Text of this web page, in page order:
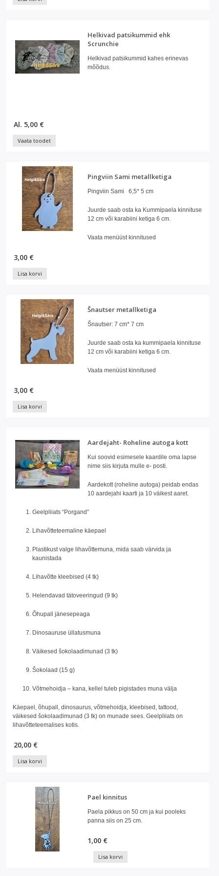
Helkivad patsikummid ehk
Scrunchie
Helkivad patsikummid kahes erinevas
mõõdus.
Al. 5,00 €
Vaata toodet
Pingviin Sami metallketiga
Pingviin Sami 6,5* 5 cm
Juurde saab osta ka Kummipaela kinnituse
12 cm või karabiini ketiga 6 cm.
Vaata menüüst kinnitused
3,00 €
Lisa korvi
Šnautser metallketiga
Šnautser: 7 cm* 7 cm
Juurde saab osta ka kummipaela kinnituse
12 cm või karabiini ketiga 6 cm.
Vaata menüüst kinnitused
3,00 €
Lisa korvi
Aardejaht- Roheline autoga kott
Kui soovid esimesele kaardile oma lapse
nime siis kirjuta mulle e- posti.
Aardekott (roheline autoga) peidab endas
10 aardejahi kaarti ja 10 väikest aaret.
Geelpliiats “Porgand”
Lihavõtteteemaline käepael
Plastikust valge lihavõttemuna, mida saab värvida ja
kaunistada
Lihavõtte kleebised (4 tk)
Helendavad tätoveeringud (9 tk)
Õhupall jänesepeaga
Dinosauruse üllatusmuna
Väikesed šokolaadimunad (3 tk)
Šokolaad (15 g)
Võtmehoidja – kana, kellel tuleb pigistades muna välja
Käepael, õhupall, dinosaurus, võtmehoidja, kleebised, tattood,
väikesed šokolaadimunad (3 tk) on munade sees. Geelpliiats on
lihavõtteteemalises kotis.
20,00 €
Lisa korvi
Pael kinnitus
Paela pikkus on 50 cm ja kui pooleks
panna siis on 25 cm.
1,00 €
Lisa korvi